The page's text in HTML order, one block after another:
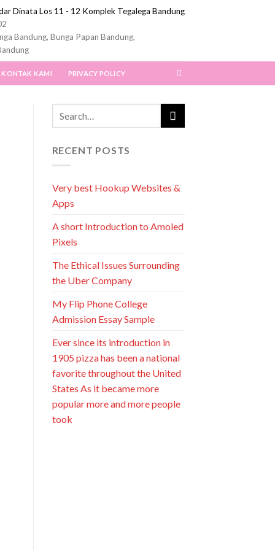
Dinata Los 11 - 12 Komplek Tegalega Bandung
Bandung, Bunga Papan Bandung,
KONTAK KAMI PRIVACY POLICY
RECENT POSTS
Very best Hookup Websites &
Apps
A short Introduction to Amoled
Pixels
The Ethical Issues Surrounding
the Uber Company
My Flip Phone College
Admission Essay Sample
Ever since its introduction in
1905 pizza has been a national
favorite throughout the United
States As it became more
popular more and more people
took